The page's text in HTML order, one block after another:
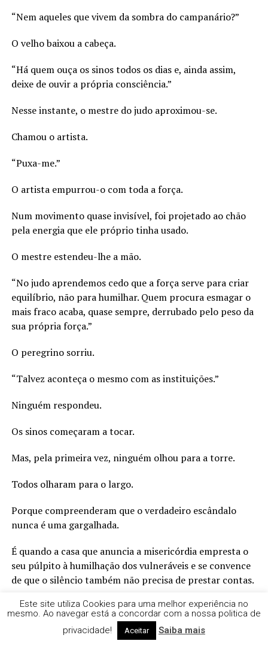
“Nem aqueles que vivem da sombra do campanário?”
O velho baixou a cabeça.
“Há quem ouça os sinos todos os dias e, ainda assim,
deixe de ouvir a própria consciência.”
Nesse instante, o mestre do judo aproximou-se.
Chamou o artista.
“Puxa-me.”
O artista empurrou-o com toda a força.
Num movimento quase invisível, foi projetado ao chão
pela energia que ele próprio tinha usado.
O mestre estendeu-lhe a mão.
“No judo aprendemos cedo que a força serve para criar
equilíbrio, não para humilhar. Quem procura esmagar o
mais fraco acaba, quase sempre, derrubado pelo peso da
sua própria força.”
O peregrino sorriu.
“Talvez aconteça o mesmo com as instituições.”
Ninguém respondeu.
Os sinos começaram a tocar.
Mas, pela primeira vez, ninguém olhou para a torre.
Todos olharam para o largo.
Porque compreenderam que o verdadeiro escândalo
nunca é uma gargalhada.
É quando a casa que anuncia a misericórdia empresta o
seu púlpito à humilhação dos vulneráveis e se convence
de que o silêncio também não precisa de prestar contas.
E os sinos continuaram a tocar.
Talvez não para acordar a aldeia.
Este site utiliza Cookies para uma melhor experiência no
mesmo. Ao navegar está a concordar com a nossa politica de
privacidade!
Aceitar Saiba mais